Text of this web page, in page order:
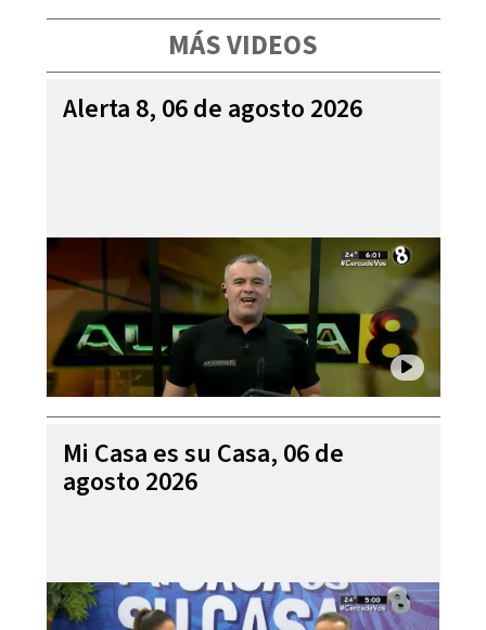
MÁS VIDEOS
Alerta 8, 06 de agosto 2026
Mi Casa es su Casa, 06 de
agosto 2026